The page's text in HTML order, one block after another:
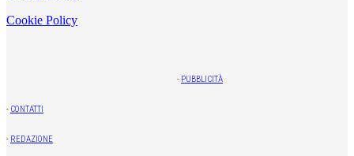
Cookie Policy
- PUBBLICITÀ
- CONTATTI
- REDAZIONE